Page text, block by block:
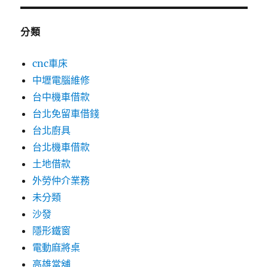
分類
cnc車床
中壢電腦維修
台中機車借款
台北免留車借錢
台北廚具
台北機車借款
土地借款
外勞仲介業務
未分類
沙發
隱形鐵窗
電動麻將桌
高雄當舖